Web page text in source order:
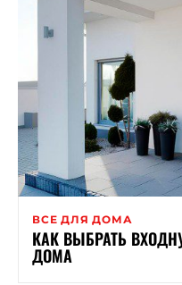
ВСЕ ДЛЯ ДОМА
КАК ВЫБРАТЬ
ДОМА